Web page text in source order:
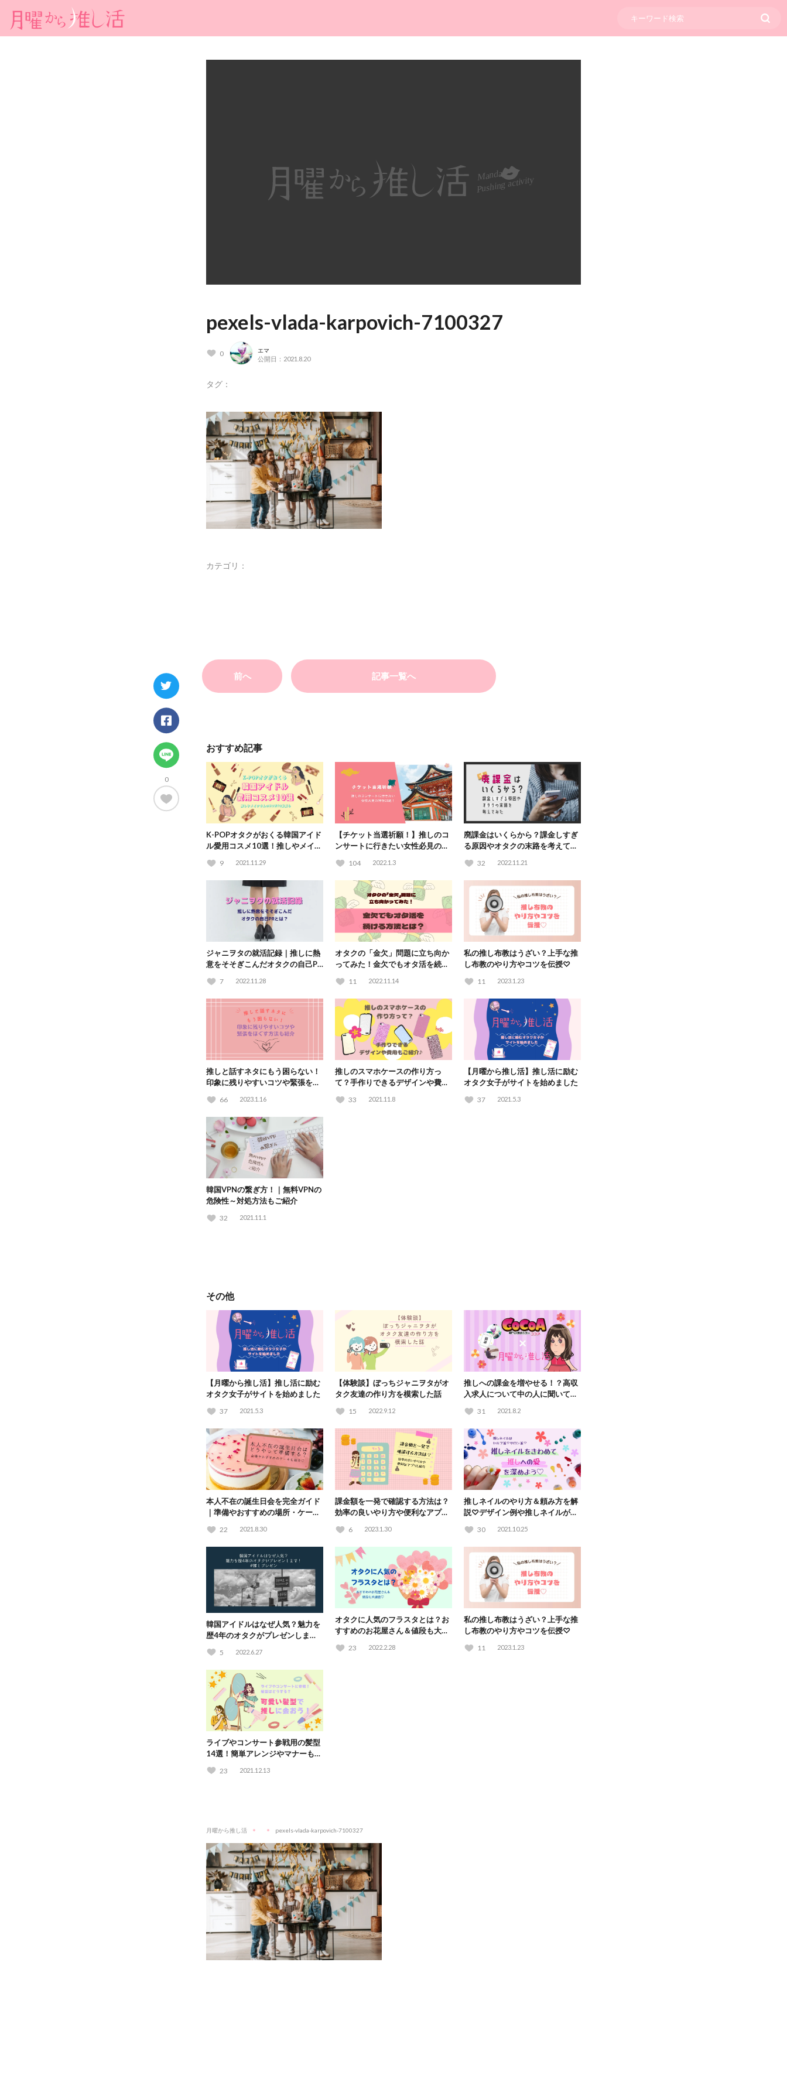
0
pexels-vlada-karpovich-7100327
0 エマ
公開日：2021.8.20
タグ：
カテゴリ：
前へ 記事一覧へ
おすすめ記事
K-POPオタクがおくる韓国アイド
ル愛用コスメ10選！推しやメイク
9 2021.11.29
【チケット当選祈願！】推しのコ
ンサートに行きたい女性必見の神
104 2022.1.3
廃課金はいくらから？課金しすぎ
る原因やオタクの末路を考えてみ
32 2022.11.21
ジャニヲタの就活記録｜推しに熱
意をそそぎこんだオタクの自己PR
7 2022.11.28
オタクの「金欠」問題に立ち向か
ってみた！金欠でもオタ活を続け
11 2022.11.14
私の推し布教はうざい？上手な推
し布教のやり方やコツを伝授♡
11 2023.1.23
推しと話すネタにもう困らない！
印象に残りやすいコツや緊張をほ
66 2023.1.16
推しのスマホケースの作り方っ
て？手作りできるデザインや費用
33 2021.11.8
【月曜から推し活】推し活に励む
オタク女子がサイトを始めました
37 2021.5.3
韓国VPNの繋ぎ方！｜無料VPNの
危険性～対処方法もご紹介
32 2021.11.1
その他
【月曜から推し活】推し活に励む
オタク女子がサイトを始めました
37 2021.5.3
【体験談】ぼっちジャニヲタがオ
タク友達の作り方を模索した話
15 2022.9.12
推しへの課金を増やせる！？高収
入求人について中の人に聞いてみ
× 月曜から推し活】
31 2021.8.2
本人不在の誕生日会を完全ガイド
｜準備やおすすめの場所・ケーキ
22 2021.8.30
課金額を一発で確認する方法は？
効率の良いやり方や便利なアプリ
6 2023.1.30
推しネイルのやり方＆頼み方を解
説♡デザイン例や推しネイルがで
30 2021.10.25
韓国アイドルはなぜ人気？魅力を
歴4年のオタクがプレゼンしま
5 2022.6.27
オタクに人気のフラスタとは？お
すすめのお花屋さん＆値段も大調
23 2022.2.28
私の推し布教はうざい？上手な推
し布教のやり方やコツを伝授♡
11 2023.1.23
ライブやコンサート参戦用の髪型
14選！簡単アレンジやマナーも解
23 2021.12.13
月曜から推し活 pexels-vlada-karpovich-7100327